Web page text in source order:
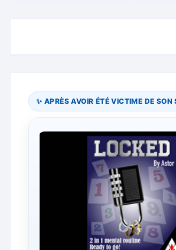
✨ APRÈS AVOIR ÉTÉ VICTIME DE SON